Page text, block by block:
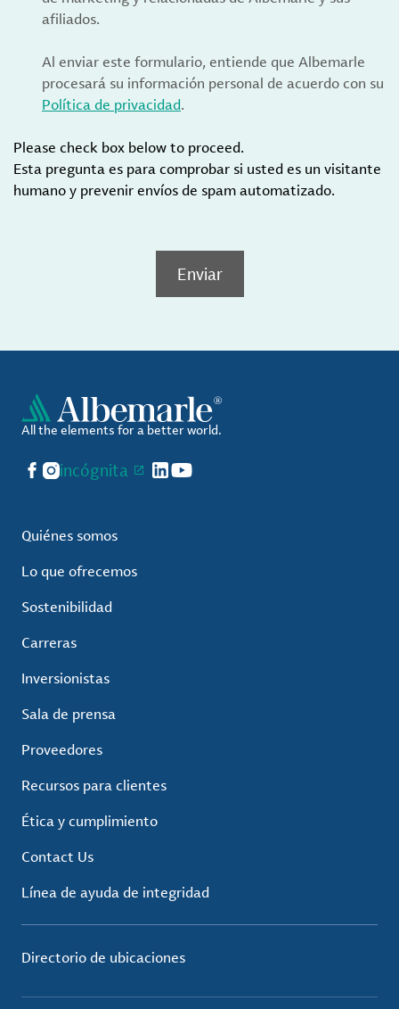
afiliados.
Al enviar este formulario, entiende que Albemarle
procesará su información personal de acuerdo con su
Política de privacidad.
Please check box below to proceed.
Esta pregunta es para comprobar si usted es un visitante
humano y prevenir envíos de spam automatizado.
Enviar
All the elements for a better world.
Facebook
Instagram
incógnita LinkedIn
YouTube
Quiénes somos
Lo que ofrecemos
Sostenibilidad
Carreras
Inversionistas
Sala de prensa
Proveedores
Recursos para clientes
Ética y cumplimiento
Contact Us
Línea de ayuda de integridad
Directorio de ubicaciones